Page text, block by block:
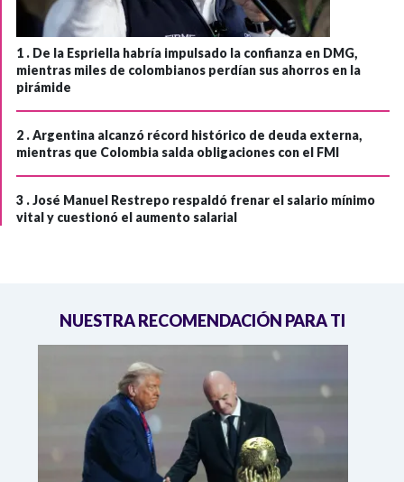
1 . De la Espriella habría impulsado la confianza en DMG,
mientras miles de colombianos perdían sus ahorros en la
pirámide
2 .Argentina alcanzó récord histórico de deuda externa,
mientras que Colombia salda obligaciones con el FMI
3 .José Manuel Restrepo respaldó frenar el salario mínimo
vital y cuestionó el aumento salarial
NUESTRA RECOMENDACIÓN PARA TI